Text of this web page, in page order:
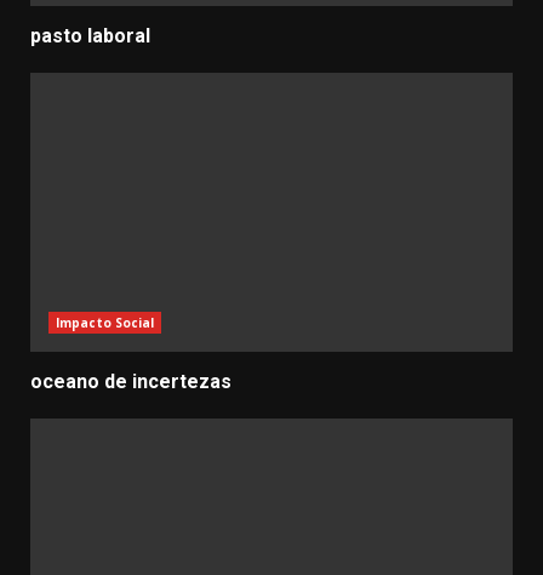
pasto laboral
Impacto Social
oceano de incertezas